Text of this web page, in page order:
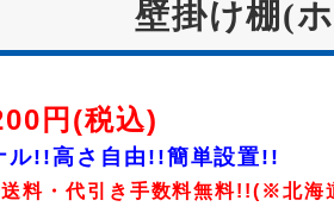
壁掛け棚(
円(税込)
ル!!高さ自由!!簡単設置!!
料・代引き手数料無料!!(※北